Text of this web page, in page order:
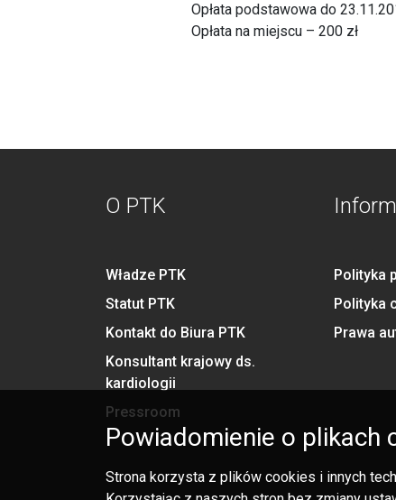
Opłata podstawowa do
Opłata na miejscu – 200 zł
O PTK
Władze PTK
Statut PTK
Kontakt do Biura PTK
Konsultant krajowy ds.
kardiologii
Pressroom
Polityka
Polityka
Prawa
Powiadomienie o plikach
Strona korzysta z plików cookies i innych